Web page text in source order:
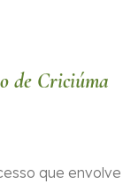
de Criciúma
que envolve